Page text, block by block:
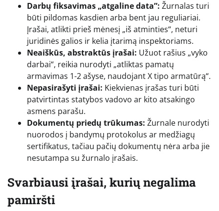
Darbų fiksavimas „atgaline data”: Žurnalas turi
būti pildomas kasdien arba bent jau reguliariai.
Įrašai, atlikti prieš mėnesį „iš atminties“, neturi
juridinės galios ir kelia įtarimą inspektoriams.
Neaiškūs, abstraktūs įrašai: Užuot rašius „vyko
darbai“, reikia nurodyti „atliktas pamatų
armavimas 1-2 ašyse, naudojant X tipo armatūrą“.
Nepasirašyti įrašai: Kiekvienas įrašas turi būti
patvirtintas statybos vadovo ar kito atsakingo
asmens parašu.
Dokumentų priedų trūkumas: Žurnale nurodyti
nuorodos į bandymų protokolus ar medžiagų
sertifikatus, tačiau pačių dokumentų nėra arba jie
nesutampa su žurnalo įrašais.
Svarbiausi įrašai, kurių negalima
pamiršti